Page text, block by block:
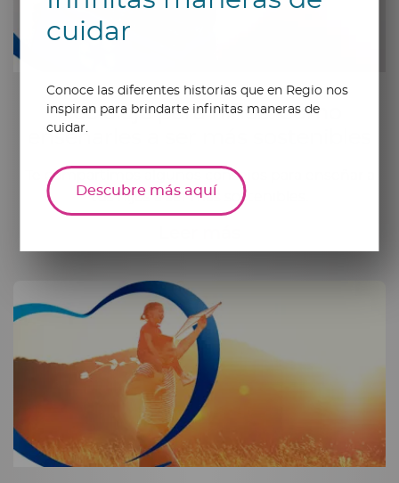
Reciclaje para niños: Cómo
enseñarles a ser más sostenibles
Te compartimos algunos consejos para enseñar a
tus hijos a ser más sostenibles.
cuidar
Conoce las diferentes historias que en Regio nos
inspiran para brindarte infinitas maneras de
cuidar.
Descubre más aquí